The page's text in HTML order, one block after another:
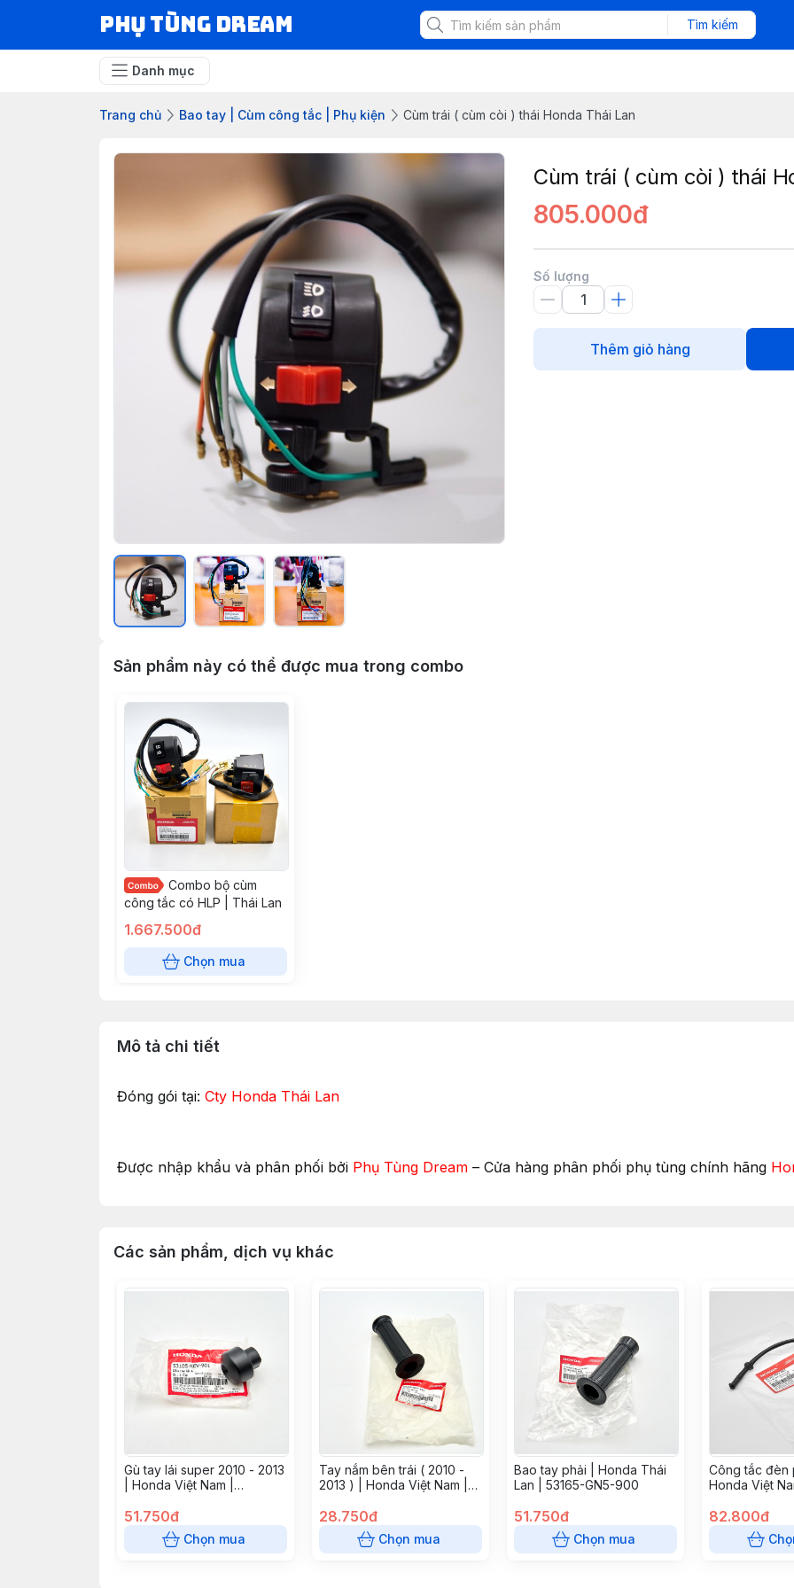
Phụ Tùng Dream Tìm kiếm
Danh mục
Trang chủ Bao tay | Cùm công tắc | Phụ kiện Cùm trái ( cùm còi ) thái Honda Thái Lan
Cùm trái ( cùm còi ) thái
805.000đ
Số lượng
Thêm giỏ hàng
Sản phẩm này có thể được mua trong combo
Combo bộ cùm
công tắc có HLP | Thái Lan
1.667.500đ
Chọn mua
Mô tả chi tiết
Đóng gói tại: Cty Honda Thái Lan
Được nhập khẩu và phân phối bởi Phụ Tùng Dream – Cửa hàng phân phối phụ tùng chính hãng
Các sản phẩm, dịch vụ khác
Gù tay lái super 2010 - 2013
| Honda Việt Nam |
51.750đ
Chọn mua
Tay nắm bên trái ( 2010 -
2013 ) | Honda Việt Nam |
28.750đ
Chọn mua
Bao tay phải | Honda Thái
Lan | 53165-GN5-900
51.750đ
Chọn mua
Công tắc đèn
Honda Việt
82.800đ